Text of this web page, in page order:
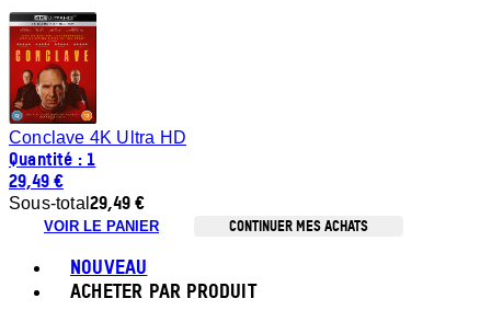
Conclave 4K Ultra HD
Quantité : 1
29,49 €
Sous-total 29,49 €
VOIR LE PANIER CONTINUER MES ACHATS
NOUVEAU
ACHETER PAR PRODUIT